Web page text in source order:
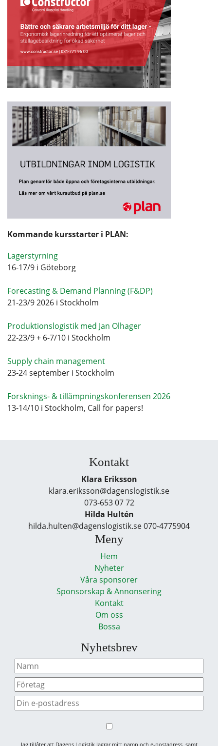
Kommande kursstarter i PLAN:
Lagerstyrning
16-17/9 i Göteborg
Forecasting & Demand Planning (F&DP)
21-23/9 2026 i Stockholm
Produktionslogistik med Jan Olhager
22-23/9 + 6-7/10 i Stockholm
Supply chain management
23-24 september i Stockholm
Forsknings- & tillämpningskonferensen 2026
13-14/10 i Stockholm, Call for papers!
Kontakt
Klara Eriksson
klara.eriksson@dagenslogistik.se
073-653 07 72
Hilda Hultén
hilda.hulten@dagenslogistik.se 070-4775904
Meny
Hem
Nyheter
Våra sponsorer
Sponsorskap & Annonsering
Kontakt
Om oss
Bossa
Nyhetsbrev
Jag tillåter att Dagens Logistik lagrar mitt namn och e-postadress, samt